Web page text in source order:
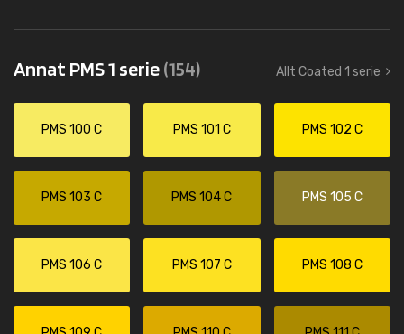
Annat PMS 1 serie(154) Allt Coated 1 serie
PMS 100 C PMS 101 C PMS 102 C
PMS 103 C PMS 104 C PMS 105 C
PMS 106 C PMS 107 C PMS 108 C